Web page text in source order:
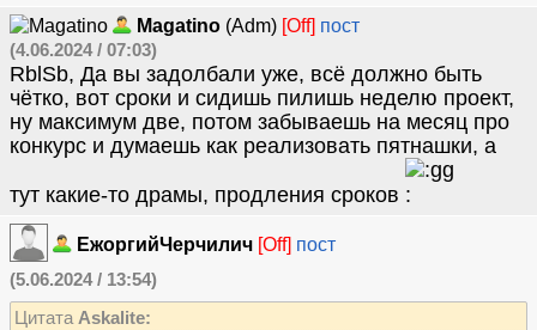
Magatino (Adm) [Off] пост
(4.06.2024 / 07:03)
RblSb, Да вы задолбали уже, всё должно быть
чётко, вот сроки и сидишь пилишь неделю проект,
ну максимум две, потом забываешь на месяц про
конкурс и думаешь как реализовать пятнашки, а
тут какие-то драмы, продления сроков
ЕжоргийЧерчилич [Off] пост
(5.06.2024 / 13:54)
Цитата Askalite: